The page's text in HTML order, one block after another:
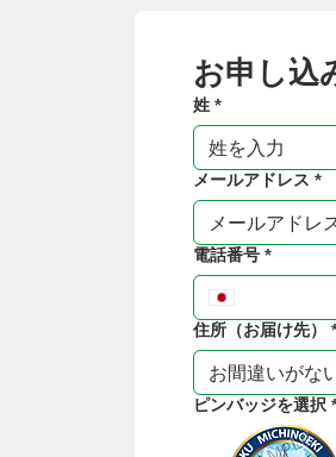
お申し込
姓 *
メールアドレス *
電話番号 *
住所（お届け先）
ピンバッジを選択